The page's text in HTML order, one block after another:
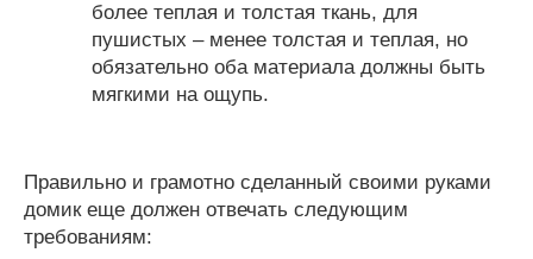
более теплая и толстая ткань, для
пушистых – менее толстая и теплая, но
обязательно оба материала должны быть
мягкими на ощупь.
Правильно и грамотно сделанный своими руками
домик еще должен отвечать следующим
требованиям: